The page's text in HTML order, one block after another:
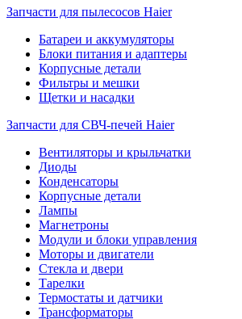
Запчасти для пылесосов Haier
Батареи и аккумуляторы
Блоки питания и адаптеры
Корпусные детали
Фильтры и мешки
Щетки и насадки
Запчасти для СВЧ-печей Haier
Вентиляторы и крыльчатки
Диоды
Конденсаторы
Корпусные детали
Лампы
Магнетроны
Модули и блоки управления
Моторы и двигатели
Стекла и двери
Тарелки
Термостаты и датчики
Трансформаторы